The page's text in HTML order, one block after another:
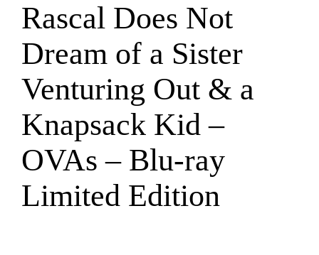
e
Rascal Does Not
Dream of a Sister
Venturing Out & a
Knapsack Kid –
OVAs – Blu-ray
Limited Edition